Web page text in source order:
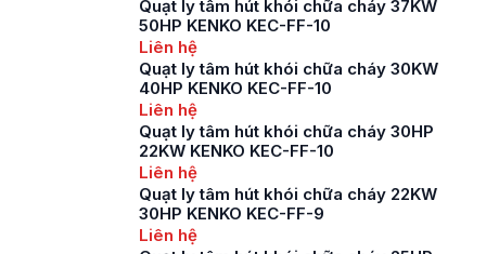
Quạt ly tâm hút khói chữa cháy 37KW
50HP KENKO KEC-FF-10
Liên hệ
Quạt ly tâm hút khói chữa cháy 30KW
40HP KENKO KEC-FF-10
Liên hệ
Quạt ly tâm hút khói chữa cháy 30HP
22KW KENKO KEC-FF-10
Liên hệ
Quạt ly tâm hút khói chữa cháy 22KW
30HP KENKO KEC-FF-9
Liên hệ